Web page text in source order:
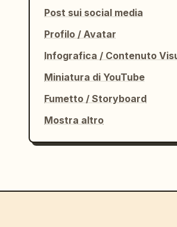
Post sui social media
Profilo / Avatar
Infografica / Contenuto
Miniatura di YouTube
Fumetto / Storyboard
Mostra altro